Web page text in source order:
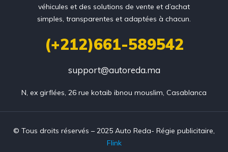
véhicules et des solutions de vente et d’achat
simples, transparentes et adaptées à chacun.
(+212)661-589542
support@autoreda.ma
N, ex girflées, 26 rue kotaib ibnou mouslim, Casablanca
© Tous droits réservés – 2025 Auto Reda- Régie publicitaire,
Flink